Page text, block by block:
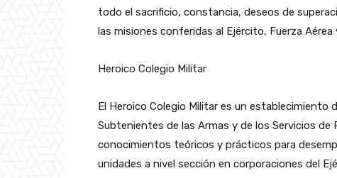
todo el sacrificio, constancia, deseos de
las misiones conferidas al Ejército, Fuerza
Heroico Colegio Militar
El Heroico Colegio Militar es un establecimiento
Subtenientes de las Armas y de los Servicios
conocimientos teóricos y prácticos para
unidades a nivel sección en corporaciones del